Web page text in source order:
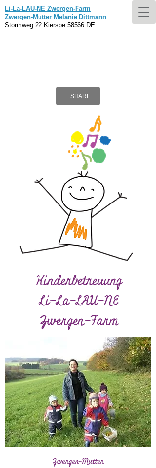
Li-La-LAU-NE Zwergen-Farm
Zwergen-Mutter Melanie Dittmann
Stormweg 22 Kierspe 58566 DE
+ SHARE
Kinderbetreuung
Li-La-LAU-NE
Zwergen-Farm
Zwergen-Mutter